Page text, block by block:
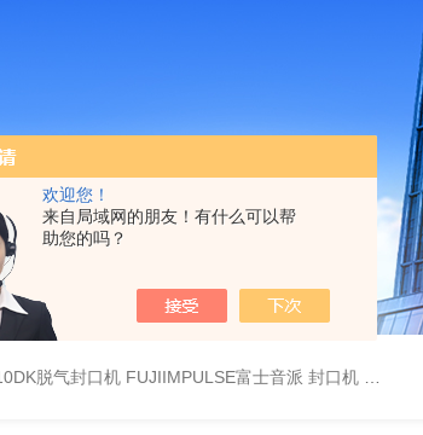
欢迎您！
来自局域网的朋友！有什么可以帮
助您的吗？
脱气封口机 FUJIIMPULSE富士音派 封口机 P-200